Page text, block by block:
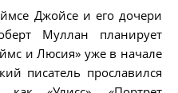
Джойсе и его дочери
Муллан планирует
и Люсия» уже в начале
писатель прославился